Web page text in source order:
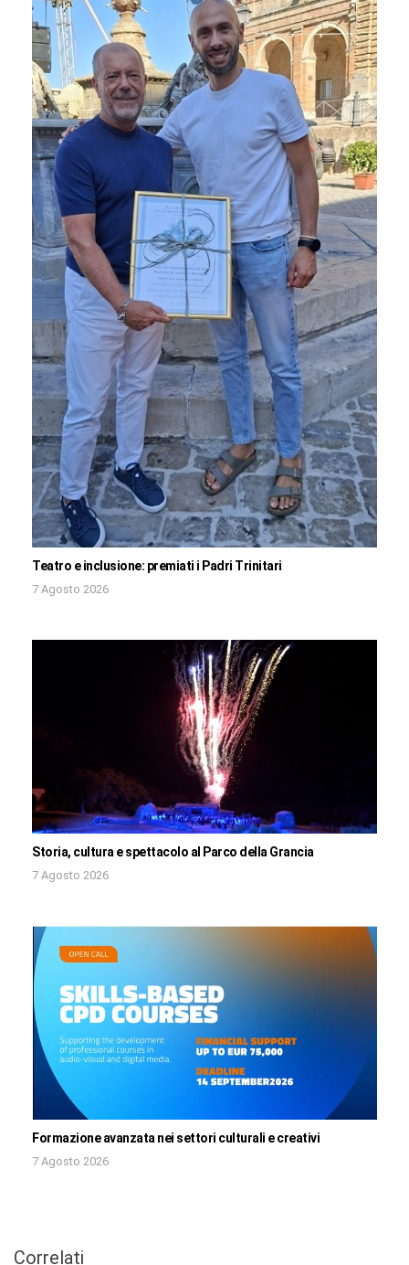
Teatro e inclusione: premiati i Padri Trinitari
7 Agosto 2026
Storia, cultura e spettacolo al Parco della Grancia
7 Agosto 2026
Formazione avanzata nei settori culturali e creativi
7 Agosto 2026
Correlati